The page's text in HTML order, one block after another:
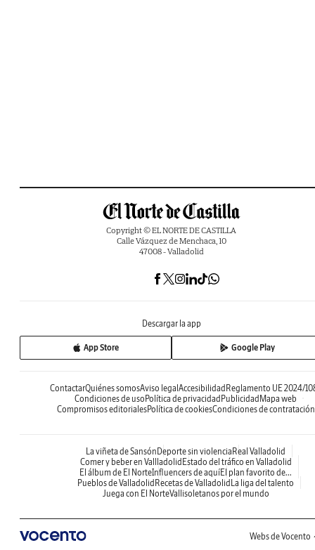
Copyright © EL NORTE DE CASTILLA
Calle Vázquez de Menchaca, 10
47008 - Valladolid
Descargar la app
App Store Google Play
ContactarQuiénes somosAviso legalAccesibilidadReglamento UE 2024/
Condiciones de usoPolítica de privacidadPublicidadMapa web
Compromisos editorialesPolítica de cookiesCondiciones de contratación
La viñeta de SansónDeporte sin violenciaReal Valladolid
Comer y beber en VallladolidEstado del tráfico en Valladolid
El álbum de El NorteInfluencers de aquíEl plan favorito de...
Pueblos de ValladolidRecetas de ValladolidLa liga del talento
Juega con El NorteVallisoletanos por el mundo
Webs de Vocento